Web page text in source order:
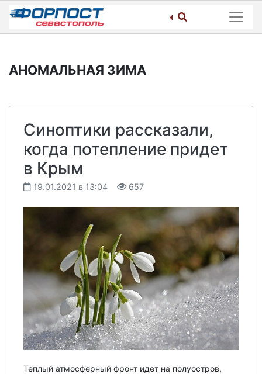
Skip
content
АНОМАЛЬНАЯ ЗИМА
Синоптики рассказали,
когда потепление придет
в Крым
19.01.2021 в 13:04 657
Теплый атмосферный фронт идет на полуостров,